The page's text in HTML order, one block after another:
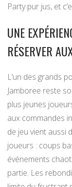
Party pur jus, et
UNE
RÉSERVER
L’un des grands
Jamboree reste
plus jeunes
aux commandes
de jeu vient aussi
joueurs : coups
événements
partie. Les